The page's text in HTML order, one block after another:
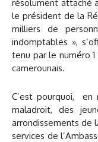
résolument attaché
le président de la
milliers de
indomptables »,
tenu par le numéro
camerounais.
C’est pourquoi,
maladroit, des
arrondissements de
services de